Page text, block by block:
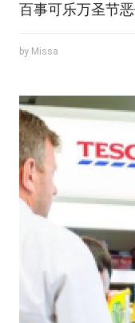
百事可乐万圣节
by Missa